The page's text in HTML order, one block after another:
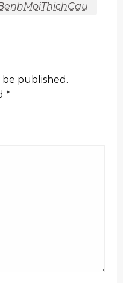
published.
*